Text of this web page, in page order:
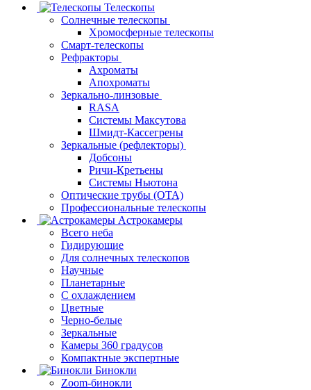
Телескопы
Солнечные телескопы
Хромосферные телескопы
Смарт-телескопы
Рефракторы
Ахроматы
Апохроматы
Зеркально-линзовые
RASA
Системы Максутова
Шмидт-Кассегрены
Зеркальные (рефлекторы)
Добсоны
Ричи-Кретьены
Системы Ньютона
Оптические трубы (OTA)
Профессиональные телескопы
Астрокамеры
Всего неба
Гидирующие
Для солнечных телескопов
Научные
Планетарные
С охлаждением
Цветные
Черно-белые
Зеркальные
Камеры 360 градусов
Компактные экспертные
Бинокли
Zoom-бинокли